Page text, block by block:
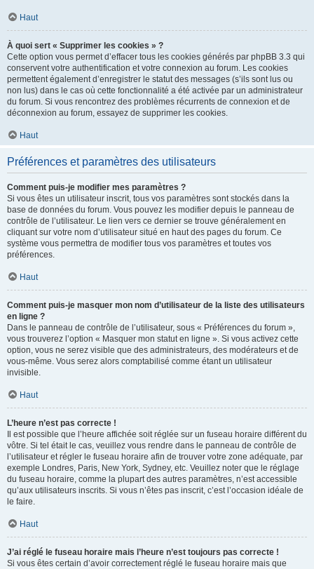
Haut
À quoi sert « Supprimer les cookies » ?
Cette option vous permet d’effacer tous les cookies générés par phpBB 3.3 qui
conservent votre authentification et votre connexion au forum. Les cookies
permettent également d’enregistrer le statut des messages (s’ils sont lus ou
non lus) dans le cas où cette fonctionnalité a été activée par un administrateur
du forum. Si vous rencontrez des problèmes récurrents de connexion et de
déconnexion au forum, essayez de supprimer les cookies.
Haut
Préférences et paramètres des utilisateurs
Comment puis-je modifier mes paramètres ?
Si vous êtes un utilisateur inscrit, tous vos paramètres sont stockés dans la
base de données du forum. Vous pouvez les modifier depuis le panneau de
contrôle de l’utilisateur. Le lien vers ce dernier se trouve généralement en
cliquant sur votre nom d’utilisateur situé en haut des pages du forum. Ce
système vous permettra de modifier tous vos paramètres et toutes vos
préférences.
Haut
Comment puis-je masquer mon nom d’utilisateur de la liste des utilisateurs
en ligne ?
Dans le panneau de contrôle de l’utilisateur, sous « Préférences du forum »,
vous trouverez l’option « Masquer mon statut en ligne ». Si vous activez cette
option, vous ne serez visible que des administrateurs, des modérateurs et de
vous-même. Vous serez alors comptabilisé comme étant un utilisateur
invisible.
Haut
L’heure n’est pas correcte !
Il est possible que l’heure affichée soit réglée sur un fuseau horaire différent du
vôtre. Si tel était le cas, veuillez vous rendre dans le panneau de contrôle de
l’utilisateur et régler le fuseau horaire afin de trouver votre zone adéquate, par
exemple Londres, Paris, New York, Sydney, etc. Veuillez noter que le réglage
du fuseau horaire, comme la plupart des autres paramètres, n’est accessible
qu’aux utilisateurs inscrits. Si vous n’êtes pas inscrit, c’est l’occasion idéale de
le faire.
Haut
J’ai réglé le fuseau horaire mais l’heure n’est toujours pas correcte !
Si vous êtes certain d’avoir correctement réglé le fuseau horaire mais que